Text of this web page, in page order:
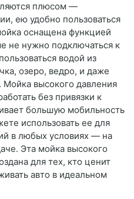
плюсом —
ею удобно пользоваться
оснащена функцией
не нужно подключаться к
водой из
озеро, ведро, и даже
высокого давления
без привязки к
большую мобильность
использовать ее для
в любых условиях — на
Эта мойка высокого
для тех, кто ценит
авто в идеальном